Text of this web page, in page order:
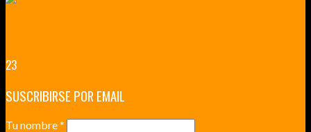
23
SUSCRIBIRSE POR EMAIL
Tu nombre*